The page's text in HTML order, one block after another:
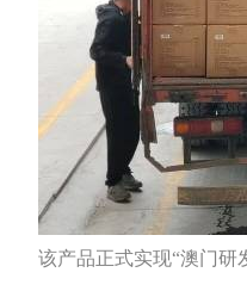
该产品正式实现“澳门研